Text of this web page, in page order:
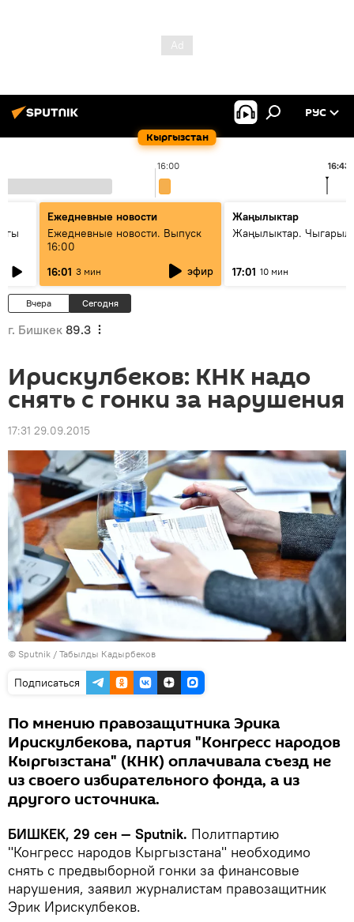
Кыргызстан
РУС
16:00 16:43
Ежедневные новости
Ежедневные новости. Выпуск
16:00
16:01 3 мин эфир
Жаңылыктар
Жаңылыктар.
17:01 10 мин
Вчера Сегодня
г. Бишкек 89.3
Ирискулбеков: КНК надо
снять с гонки за нарушения
17:31 29.09.2015
© Sputnik / Табылды Кадырбеков
Подписаться
По мнению правозащитника Эрика
Ирискулбекова, партия "Конгресс народов
Кыргызстана" (КНК) оплачивала съезд не
из своего избирательного фонда, а из
другого источника.
БИШКЕК, 29 сен — Sputnik. Политпартию
"Конгресс народов Кыргызстана" необходимо
снять с предвыборной гонки за финансовые
нарушения, заявил журналистам правозащитник
Эрик Ирискулбеков.